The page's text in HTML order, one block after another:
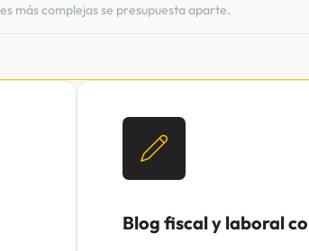
más complejas se presupuesta aparte.
Blog fiscal y laboral